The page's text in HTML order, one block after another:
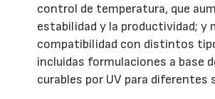
control de temperatura, que
estabilidad y la productividad; y
compatibilidad con distintos
incluidas formulaciones a base
curables por UV para diferentes